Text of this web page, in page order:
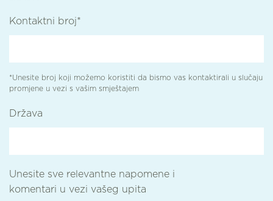
Kontaktni broj*
*Unesite broj koji možemo koristiti da bismo vas kontaktirali u slučaju
promjene u vezi s vašim smještajem
Država
Unesite sve relevantne napomene i
komentari u vezi vašeg upita